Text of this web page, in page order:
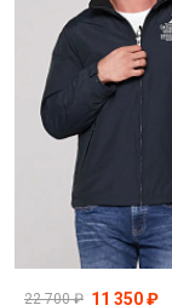
22 700 ₽ 11 350 ₽